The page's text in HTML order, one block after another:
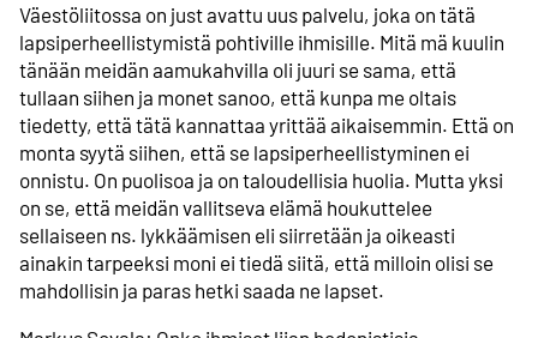
Väestöliitossa on just avattu uus palvelu, joka on tätä
lapsiperheellistymistä pohtiville ihmisille. Mitä mä kuulin
tänään meidän aamukahvilla oli juuri se sama, että
tullaan siihen ja monet sanoo, että kunpa me oltais
tiedetty, että tätä kannattaa yrittää aikaisemmin. Että on
monta syytä siihen, että se lapsiperheellistyminen ei
onnistu. On puolisoa ja on taloudellisia huolia. Mutta yksi
on se, että meidän vallitseva elämä houkuttelee
sellaiseen ns. lykkäämisen eli siirretään ja oikeasti
ainakin tarpeeksi moni ei tiedä siitä, että milloin olisi se
mahdollisin ja paras hetki saada ne lapset.